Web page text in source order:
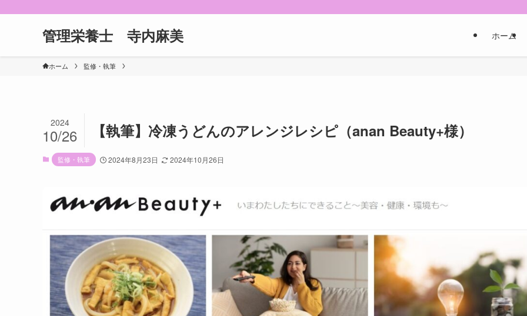
管理栄養士 寺内麻美 ホーム
ホーム 監修・執筆
【執筆】冷凍うどんのアレンジレシピ（anan Beauty+様）
2024
10/26
監修・執筆 2024年8月23日 2024年10月26日